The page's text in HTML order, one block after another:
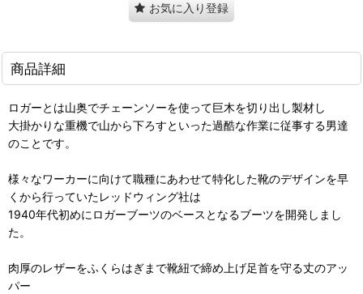
お気に入り登録
商品詳細
ロガーとは山奥でチェーンソーを使って巨木を切り出し製材し
大掛かりな重機で山から下ろすといった過酷な作業に従事する男達
のことです。
様々なワーカーに向けて職種にあわせて特化した靴のデザインを早
くから行っていたレッドウィング社は
1940年代初めにロガーブーツのベースとなるブーツを開発しまし
た。
肉厚のレザーをふくらはぎまで靴紐で締め上げ足首を守る丈のアッ
パー